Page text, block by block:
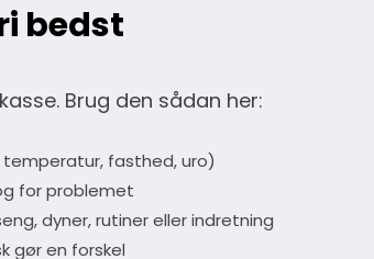
bedst
Brug den sådan her:
fasthed, uro)
for problemet
dyner, rutiner eller indretning
gør en forskel